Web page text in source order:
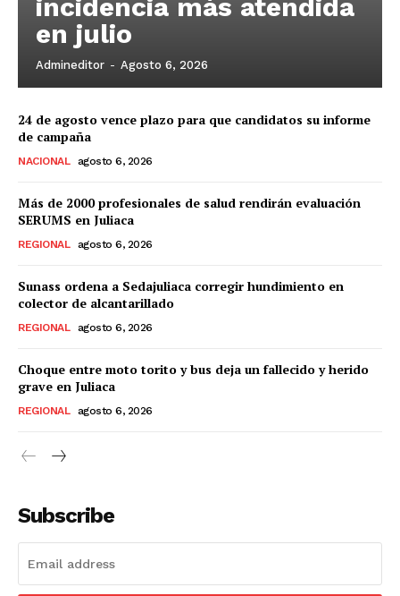
incidencia más atendida
en julio
Admineditor - Agosto 6, 2026
24 de agosto vence plazo para que candidatos su informe
de campaña
NACIONAL agosto 6, 2026
Más de 2000 profesionales de salud rendirán evaluación
SERUMS en Juliaca
REGIONAL agosto 6, 2026
Sunass ordena a Sedajuliaca corregir hundimiento en
colector de alcantarillado
REGIONAL agosto 6, 2026
Choque entre moto torito y bus deja un fallecido y herido
grave en Juliaca
REGIONAL agosto 6, 2026
Subscribe